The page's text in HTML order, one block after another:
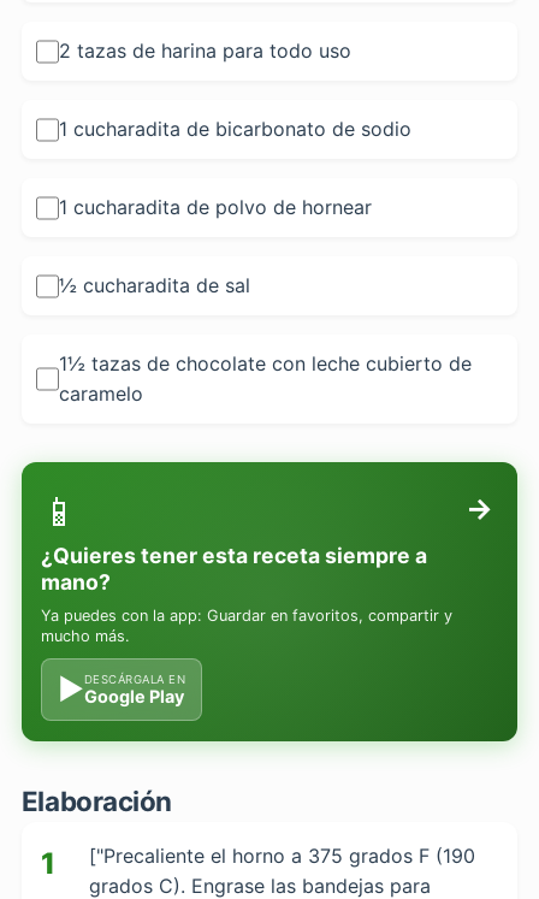
2 tazas de harina para todo uso
1 cucharadita de bicarbonato de sodio
1 cucharadita de polvo de hornear
½ cucharadita de sal
1½ tazas de chocolate con leche cubierto de
caramelo
📱
¿Quieres tener esta receta siempre a
mano?
Ya puedes con la app: Guardar en favoritos, compartir y
mucho más.
▶DESCÁRGALA EN
Google Play
→
Elaboración
1
["Precaliente el horno a 375 grados F (190
grados C). Engrase las bandejas para